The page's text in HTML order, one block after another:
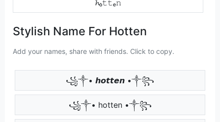
𝓱ₒ𝚝𝚝ₑ𝚗
Stylish Name For Hotten
Add your names, share with friends. Click to copy.
꧁༒• 𝙝𝙤𝙩𝙩𝙚𝙣 •༒꧂
꧁༒• hotten •༒꧂